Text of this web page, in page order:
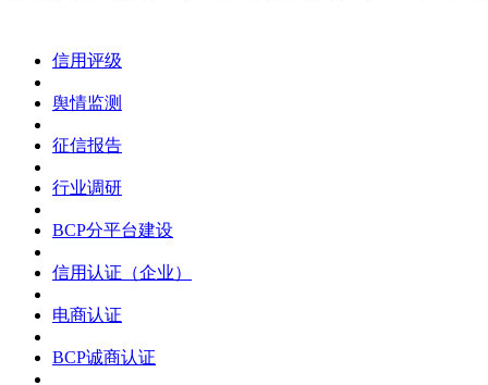
信用评级
舆情监测
征信报告
行业调研
BCP分平台建设
信用认证（企业）
电商认证
BCP诚商认证